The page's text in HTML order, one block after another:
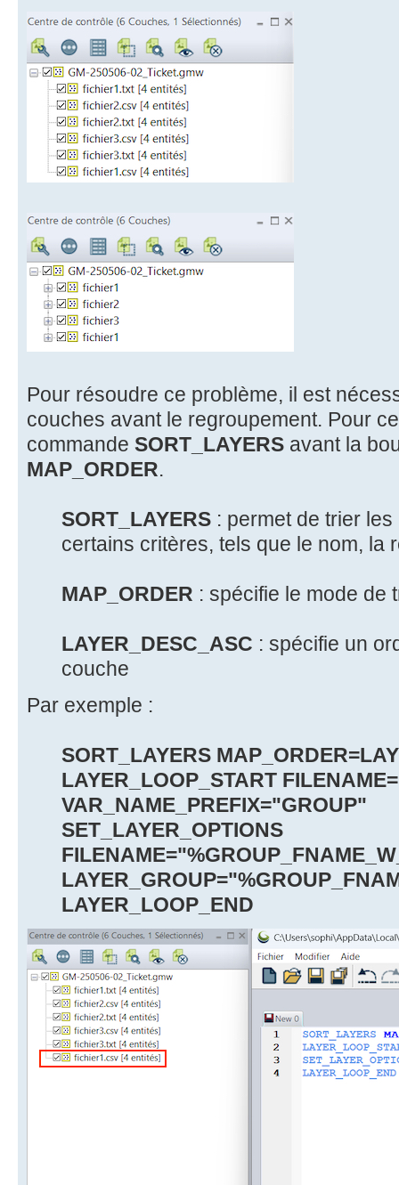
Pour résoudre ce problème, il est
couches avant le regroupement. Pour
commande SORT_LAYERS avant la
MAP_ORDER.
SORT_LAYERS : permet de trier
certains critères, tels que le nom, la
MAP_ORDER : spécifie le mode de
LAYER_DESC_ASC : spécifie un
couche
Par exemple :
SORT_LAYERS
LAYER_LOOP_START
VAR_NAME_PREFIX="GROUP"
SET_LAYER_OPTIONS
LAYER_LOOP_END